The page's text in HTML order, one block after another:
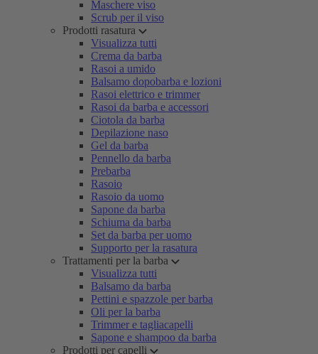
Maschere viso
Scrub per il viso
Prodotti rasatura
Visualizza tutti
Crema da barba
Rasoi a umido
Balsamo dopobarba e lozioni
Rasoi elettrico e trimmer
Rasoi da barba e accessori
Ciotola da barba
Depilazione naso
Gel da barba
Pennello da barba
Prebarba
Rasoio
Rasoio da uomo
Sapone da barba
Schiuma da barba
Set da barba per uomo
Supporto per la rasatura
Trattamenti per la barba
Visualizza tutti
Balsamo da barba
Pettini e spazzole per barba
Oli per la barba
Trimmer e tagliacapelli
Sapone e shampoo da barba
Prodotti per capelli